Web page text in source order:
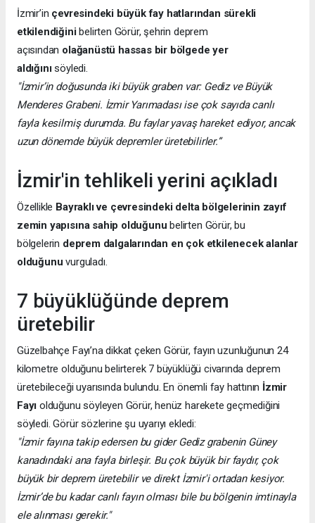
İzmir’in çevresindeki büyük fay hatlarından sürekli
etkilendiğinibelirten Görür, şehrin deprem
açısından olağanüstü hassas bir bölgede yer
aldığınısöyledi.
"İzmir’in doğusunda iki büyük graben var: Gediz ve Büyük
Menderes Grabeni. İzmir Yarımadası ise çok sayıda canlı
fayla kesilmiş durumda. Bu faylar yavaş hareket ediyor, ancak
uzun dönemde büyük depremler üretebilirler.”
İzmir'in tehlikeli yerini açıkladı
Özellikle Bayraklı ve çevresindeki delta bölgelerinin zayıf
zemin yapısına sahip olduğunu belirten Görür, bu
bölgelerin deprem dalgalarından en çok etkilenecek alanlar
olduğunu vurguladı.
7 büyüklüğünde deprem
üretebilir
Güzelbahçe Fayı’na dikkat çeken Görür, fayın uzunluğunun 24
kilometre olduğunu belirterek 7 büyüklüğü civarında deprem
üretebileceği uyarısında bulundu. En önemli fay hattının İzmir
Fayıolduğunu söyleyen Görür, henüz harekete geçmediğini
söyledi. Görür sözlerine şu uyarıyı ekledi:
"İzmir fayına takip edersen bu gider Gediz grabenin Güney
kanadındaki ana fayla birleşir. Bu çok büyük bir faydır, çok
büyük bir deprem üretebilir ve direkt İzmir'i ortadan kesiyor.
İzmir’de bu kadar canlı fayın olması bile bu bölgenin imtinayla
ele alınması gerekir."